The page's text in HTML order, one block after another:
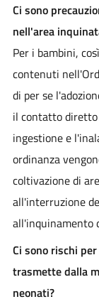
Ci sono
nell'area
Per i bambini,
contenuti
di per se
il contatto
ingestione e
ordinanza
coltivazione di
all'interruzione
all'inquinamento
Ci sono rischi
trasmette dalla
neonati?